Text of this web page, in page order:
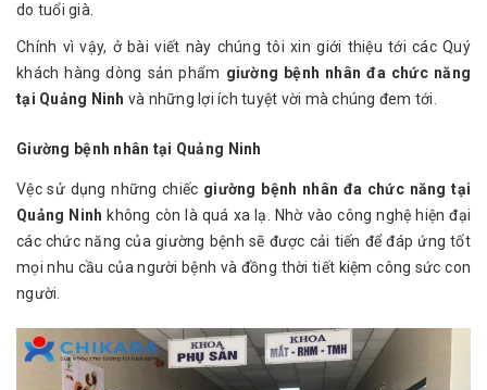
do tuổi già.
Chính vì vậy, ở bài viết này chúng tôi xin giới thiệu tới các Quý
khách hàng dòng sản phẩm giường bệnh nhân đa chức năng
tại Quảng Ninh và những lợi ích tuyệt vời mà chúng đem tới.
Giường bệnh nhân tại Quảng Ninh
Vệc sử dụng những chiếc giường bệnh nhân đa chức năng tại
Quảng Ninh không còn là quá xa lạ. Nhờ vào công nghệ hiện đại
các chức năng của giường bệnh sẽ được cải tiến để đáp ứng tốt
mọi nhu cầu của người bệnh và đồng thời tiết kiệm công sức con
người.